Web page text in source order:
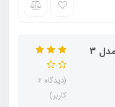
ماسک تنفسی کودک دکتر فست مدل 3
(دیدگاه 6
کاربر)